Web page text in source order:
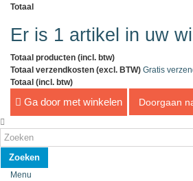
Totaal
Er is 1 artikel in uw
Totaal producten (incl. btw)
Totaal verzendkosten (excl. BTW) Gratis
Totaal (incl. btw)
Ga door met winkelen Doorgaan
Zoeken
Menu